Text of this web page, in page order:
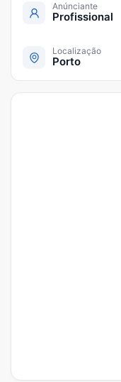
Anúnciante
Profissional
Localização
Porto